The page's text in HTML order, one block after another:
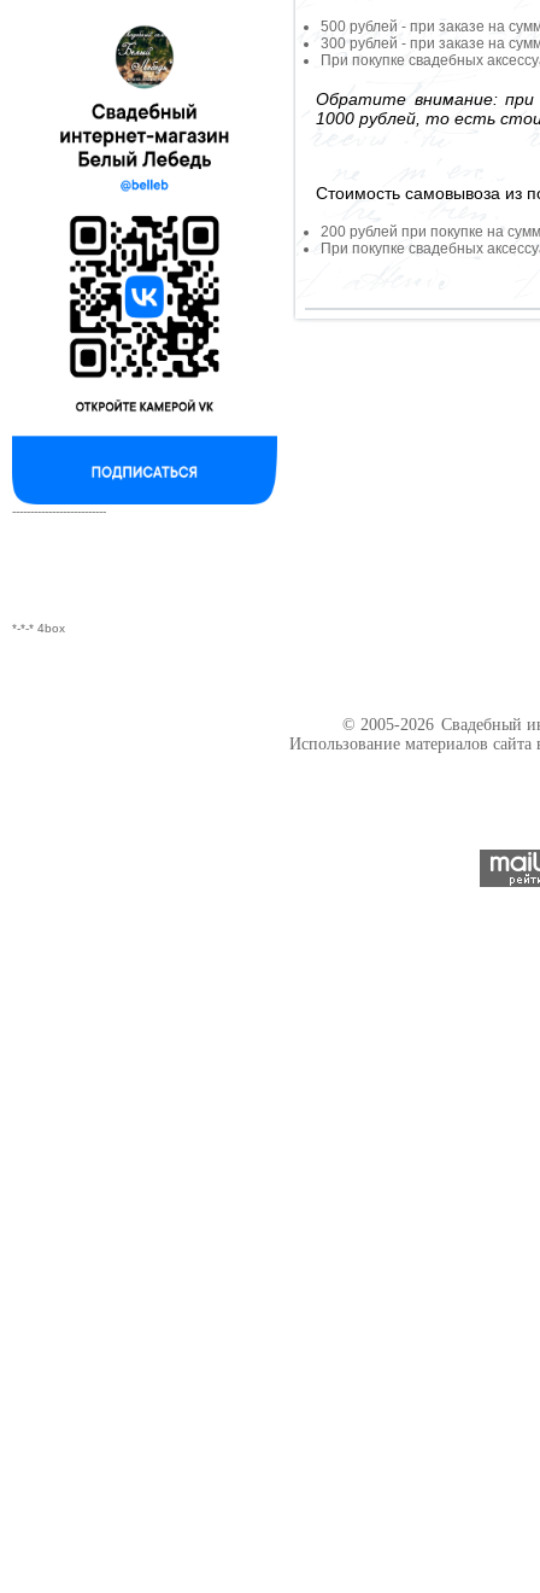
--------------------------
*-*-* 4box
500 рублей - при заказе на
300 рублей - при заказе на
При покупке свадебных
Обратите внимание: при
1000 рублей, то есть
Стоимость самовывоза из
200 рублей при покупке на
При покупке свадебных
© 2005-2026 Свадебный
Использование материалов